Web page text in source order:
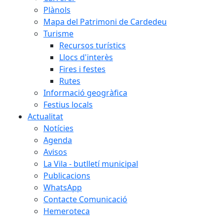
Plànols
Mapa del Patrimoni de Cardedeu
Turisme
Recursos turístics
Llocs d'interès
Fires i festes
Rutes
Informació geogràfica
Festius locals
Actualitat
Notícies
Agenda
Avisos
La Vila - butlletí municipal
Publicacions
WhatsApp
Contacte Comunicació
Hemeroteca